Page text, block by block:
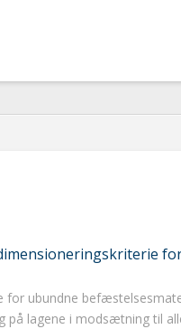
for ubundne
lagene i modsætning til